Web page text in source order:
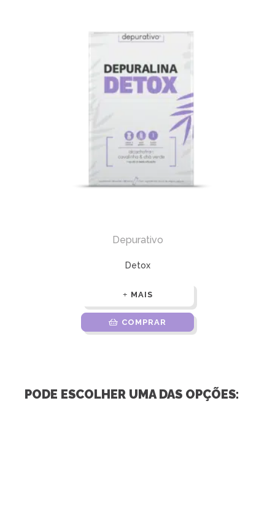
Depurativo
Detox
MAIS
COMPRAR
PODE ESCOLHER UMA DAS OPÇÕES: